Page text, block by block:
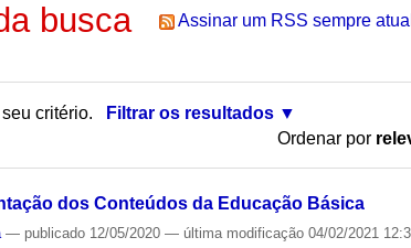
busca Assinar um RSS sempre
critério.
Filtrar os resultados
Ordenar por
dos Conteúdos da Educação Básica
— publicado 12/05/2020— última modificação 04/02/2021